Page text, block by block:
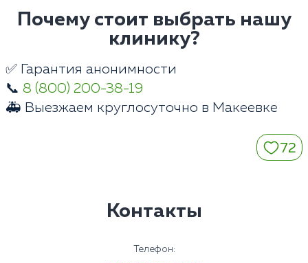
Почему стоит выбрать нашу
клинику?
✅ Гарантия анонимности
📞 8 (800) 200-38-19
🚑 Выезжаем круглосуточно в Макеевке
72
Контакты
Телефон: